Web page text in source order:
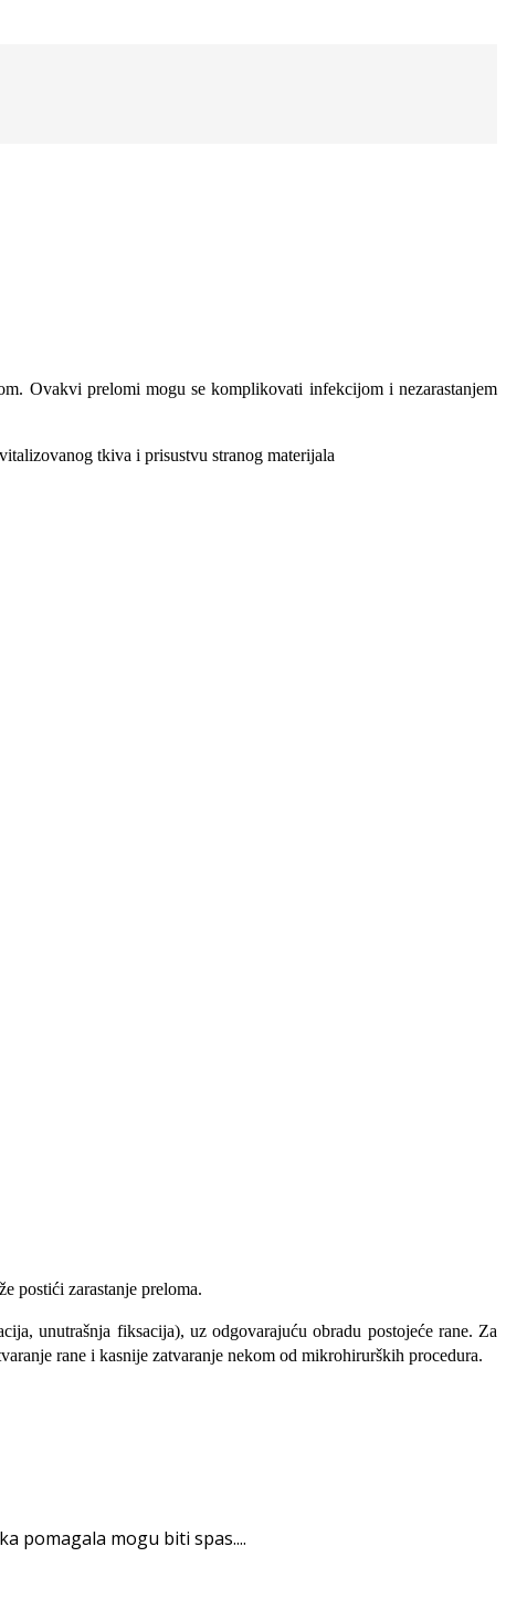
Ovakvi prelomi mogu se komplikovati infekcijom i nezarastanjem
tkiva i prisustvu stranog materijala
postići zarastanje pre­loma.
unutrašnja fiksacija), uz odgovarajuću obradu postojeće rane. Za
rane i kasnije zatvaranje nekom od mikrohirurških pro­cedura.
pomagala mogu biti spas....